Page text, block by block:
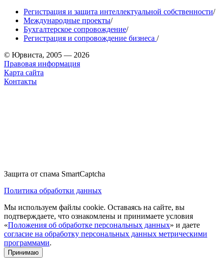
Регистрация и защита интеллектуальной собственности/
Международные проекты/
Бухгалтерское сопровождение/
Регистрация и сопровождение бизнеса /
© Юрвиста, 2005 — 2026
Правовая информация
Карта сайта
Контакты
Защита от спама SmartCaptcha
Политика обработки данных
Мы используем файлы cookie. Оставаясь на сайте, вы
подтверждаете, что ознакомлены и принимаете условия
«Положения об обработке персональных данных» и даете
согласие на обработку персональных данных метрическими
программами.
Принимаю